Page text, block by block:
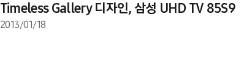
Timeless Gallery 디자인, 삼성 UHD TV 85S9
2013/01/18